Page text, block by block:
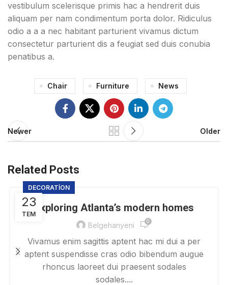
vestibulum scelerisque primis hac a hendrerit duis
aliquam per nam condimentum porta dolor. Ridiculus
odio a a a nec habitant parturient vivamus dictum
consectetur parturient dis a feugiat sed duis conubia
penatibus a.
Chair Furniture News
Newer Older
Related Posts
23
TEM
DECORATION
Exploring Atlanta’s modern homes
Belgehanyeni 0
Vivamus enim sagittis aptent hac mi dui a per
aptent suspendisse cras odio bibendum augue
rhoncus laoreet dui praesent sodales
sodales....